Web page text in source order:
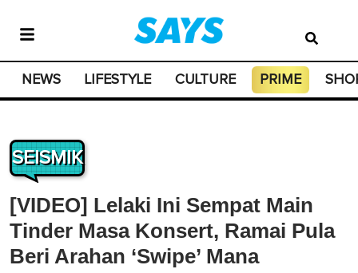
NEWS LIFESTYLE CULTURE PRIME
SEISMIK
[VIDEO] Lelaki Ini Sempat Main
Tinder Masa Konsert, Ramai Pula
Beri Arahan ‘Swipe’ Mana